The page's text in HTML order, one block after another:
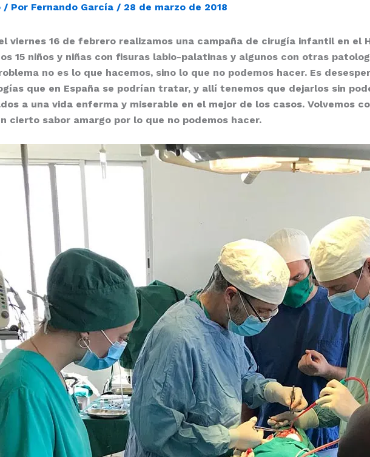
/ Por Fernando García / 28 de marzo de 2018
viernes 16 de febrero realizamos una campaña de cirugía infantil en el
15 niños y niñas con fisuras labio-palatinas y algunos con otras
no es lo que hacemos, sino lo que no podemos hacer. Es
que en España se podrían tratar, y allí tenemos que dejarlos sin
a una vida enferma y miserable en el mejor de los casos. Volvemos
cierto sabor amargo por lo que no podemos hacer.